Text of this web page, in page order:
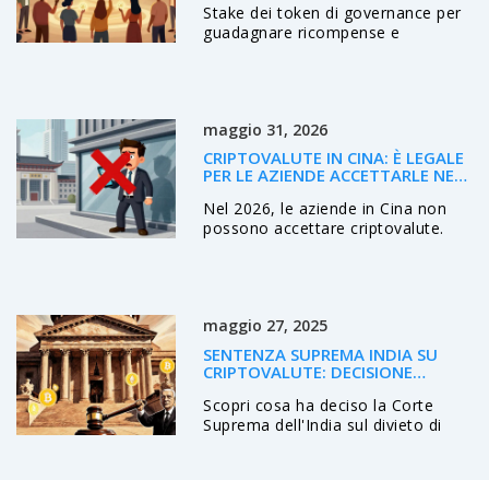
Stake dei token di governance per
guadagnare ricompense e
maggio 31, 2026
CRIPTOVALUTE IN CINA: È LEGALE
PER LE AZIENDE ACCETTARLE NEL
Nel 2026, le aziende in Cina non
possono accettare criptovalute.
maggio 27, 2025
SENTENZA SUPREMA INDIA SU
CRIPTOVALUTE: DECISIONE
Scopri cosa ha deciso la Corte
Suprema dell'India sul divieto di